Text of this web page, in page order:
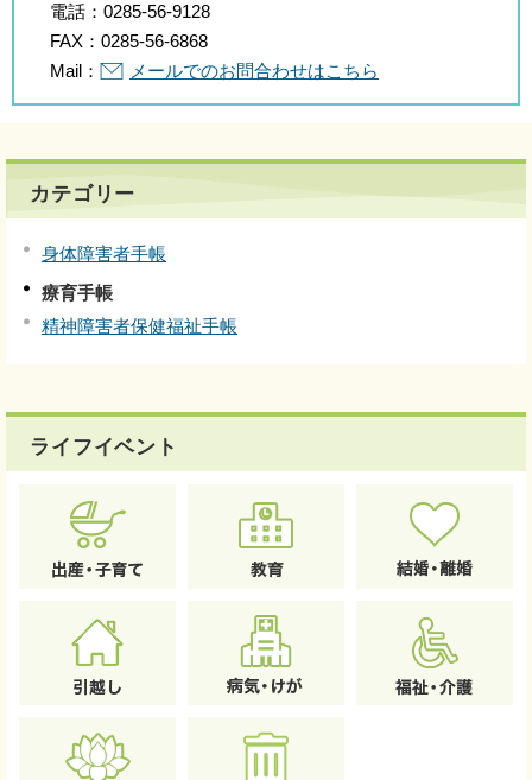
電話： 0285-56-9128
FAX： 0285-56-6868
Mail：
メールでのお問合わせはこちら
カテゴリー
身体障害者手帳
療育手帳
精神障害者保健福祉手帳
ライフイベント